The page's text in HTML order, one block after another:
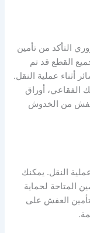
التأكد من تأمين
القطع قد تم
أثناء عملية النقل.
الفقاعي، أوراق
من الخدوش
النقل. يمكنك
المتاحة لحماية
العفش على